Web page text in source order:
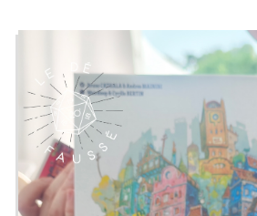
Pour environ 20 minutes
Description : La Princesse Water Lily et
ses trois soeurs sont à marier ! Les
grenouilles de tout le royaume ont
entendu la nouvelles et de nombreuses
équipes veulent de participer à la
Course Royale, car les vainqueurs
gagneront leur main et seront élevés au
rang de Princes. Mais c'est une course